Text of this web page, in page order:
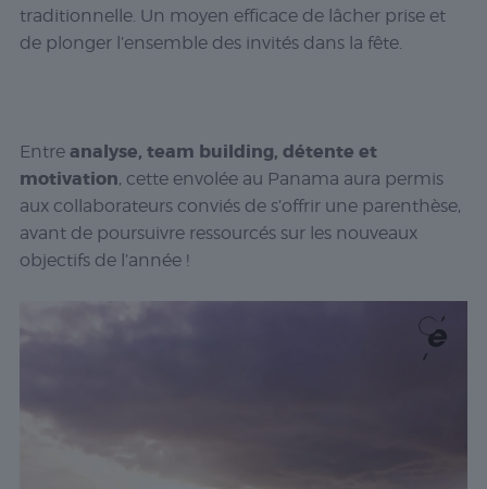
traditionnelle. Un moyen efficace de lâcher prise et
de plonger l’ensemble des invités dans la fête.
Entre analyse, team building, détente et
motivation, cette envolée au Panama aura permis
aux collaborateurs conviés de s’offrir une parenthèse,
avant de poursuivre ressourcés sur les nouveaux
objectifs de l’année !